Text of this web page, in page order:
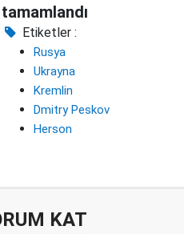
tamamlandı
Etiketler :
Rusya
Ukrayna
Kremlin
Dmitry Peskov
Herson
KAT